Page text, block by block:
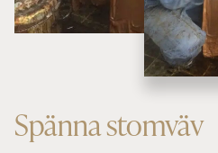
Spänna stomväv